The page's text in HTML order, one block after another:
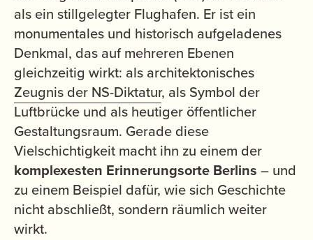
als ein stillgelegter Flughafen. Er ist ein
monumentales und historisch aufgeladenes
Denkmal, das auf mehreren Ebenen
gleichzeitig wirkt: als architektonisches
Zeugnis der NS-Diktatur, als Symbol der
Luftbrücke und als heutiger öffentlicher
Gestaltungsraum. Gerade diese
Vielschichtigkeit macht ihn zu einem der
komplexesten Erinnerungsorte Berlins – und
zu einem Beispiel dafür, wie sich Geschichte
nicht abschließt, sondern räumlich weiter
wirkt.